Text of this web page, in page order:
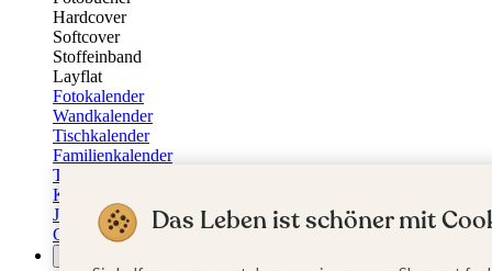
Hardcover
Softcover
Stoffeinband
Layflat
Fotokalender
Wandkalender
Tischkalender
Familienkalender
Terminkalender
Küchenkalender
Jahresplaner
GeburtstagskalenderDas Leben ist schöner mit